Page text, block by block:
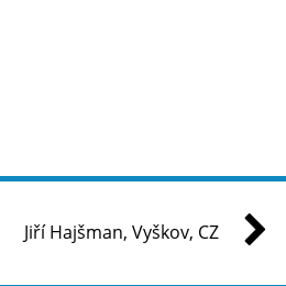
Jiří Hajšman, Vyškov, CZ